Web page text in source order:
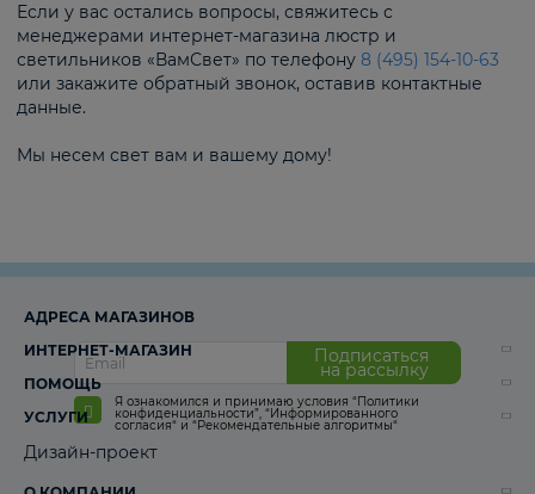
Если у вас остались вопросы, свяжитесь с
менеджерами интернет-магазина люстр и
светильников «ВамСвет» по телефону 8 (495) 154-10-63
или закажите обратный звонок, оставив контактные
данные.
Мы несем свет вам и вашему дому!
Подписаться
на рассылку
Я ознакомился и принимаю условия “Политики
конфиденциальности”, “Информированного
согласия“ и “Рекомендательные алгоритмы“
АДРЕСА МАГАЗИНОВ
ИНТЕРНЕТ-МАГАЗИН
ПОМОЩЬ
УСЛУГИ
Дизайн-проект